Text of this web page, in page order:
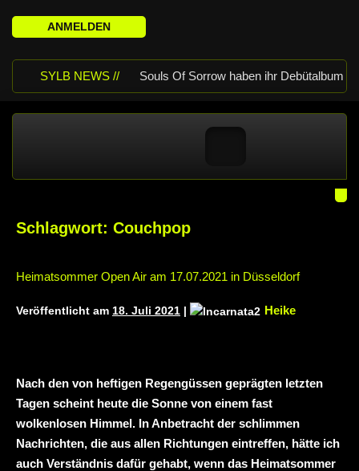
SYLB NEWS // Souls Of Sorrow haben ihr Debütalbum
Parkhaus Meiderich, Duisburg
22.11.2025 im Parkhaus Meiderich,
Independence“ Necrotic Woods,
Vendul und Altruist am 24.10.2025 im
ROTTSTR5-THEATER, Bochum
ANMELDEN
Schlagwort: Couchpop
Heimatsommer Open Air am 17.07.2021 in Düsseldorf
Veröffentlicht am 18. Juli 2021 | Heike
Nach den von heftigen Regengüssen geprägten letzten
Tagen scheint heute die Sonne von einem fast
wolkenlosen Himmel. In Anbetracht der schlimmen
Nachrichten, die aus allen Richtungen eintreffen, hätte ich
auch Verständnis dafür gehabt, wenn das Heimatsommer